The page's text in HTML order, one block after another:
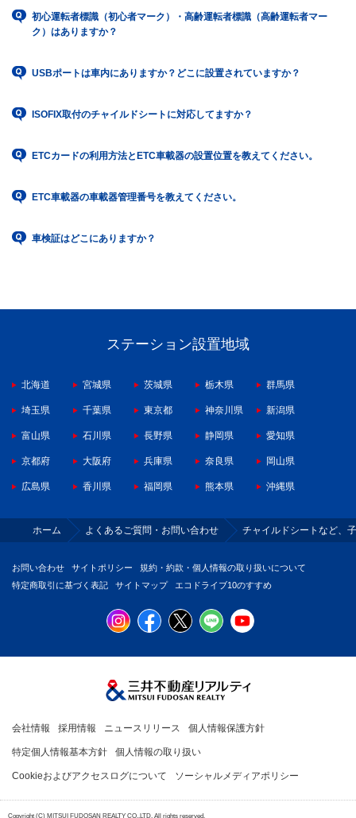
初心運転者標識（初心者マーク）・高齢運転者標識（高齢運転者マー
ク）はありますか？
USBポートは車内にありますか？どこに設置されていますか？
ISOFIX取付のチャイルドシートに対応してますか？
ETCカードの利用方法とETC車載器の設置位置を教えてください。
ETC車載器の車載器管理番号を教えてください。
車検証はどこにありますか？
ステーション設置地域
北海道 宮城県 茨城県 栃木県 群馬県
埼玉県 千葉県 東京都 神奈川県 新潟県
富山県 石川県 長野県 静岡県 愛知県
京都府 大阪府 兵庫県 奈良県 岡山県
広島県 香川県 福岡県 熊本県 沖縄県
ホーム よくあるご質問・お問い合わせ チャイルドシートなど、
お問い合わせ サイトポリシー
規約・約款・個人情報の取り扱いについて
特定商取引に基づく表記
サイトマップ エコドライブ10のすすめ
会社情報 採用情報 ニュースリリース 個人情報保護方針
特定個人情報基本方針 個人情報の取り扱い
Cookieおよびアクセスログについて ソーシャルメディアポリシー
Copyright (C) MITSUI FUDOSAN REALTY CO.,LTD. All rights reserved.